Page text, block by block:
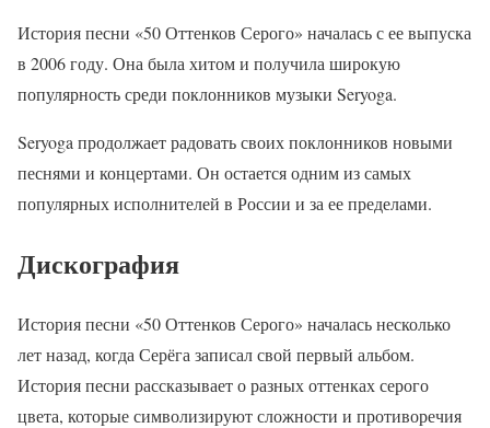
История песни «50 Оттенков Серого» началась с ее выпуска
в 2006 году. Она была хитом и получила широкую
популярность среди поклонников музыки Seryoga.
Seryoga продолжает радовать своих поклонников новыми
песнями и концертами. Он остается одним из самых
популярных исполнителей в России и за ее пределами.
Дискография
История песни «50 Оттенков Серого» началась несколько
лет назад, когда Серёга записал свой первый альбом.
История песни рассказывает о разных оттенках серого
цвета, которые символизируют сложности и противоречия